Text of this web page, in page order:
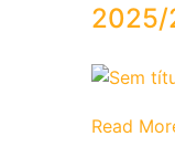
2025/
Read